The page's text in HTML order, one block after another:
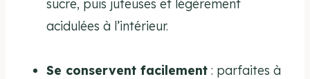
sucre, puis juteuses et légèrement
acidulées à l’intérieur.
Se conservent facilement : parfaites à